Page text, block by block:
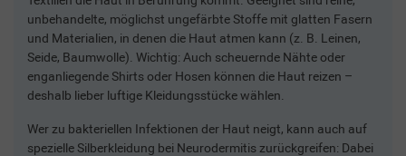
unbehandelte, möglichst ungefärbte Stoffe mit glatten Fasern
und Materialien, in denen die Haut atmen kann (z. B. Leinen,
Seide, Baumwolle). Wichtig: Auch scheuernde Nähte oder
enganliegende Shirts oder Hosen können die Haut reizen –
deshalb lieber luftige Kleidungsstücke wählen.
Wer zu bakteriellen Infektionen der Haut neigt, kann auch auf
spezielle Silberkleidung bei Neurodermitis zurückgreifen: Dabei